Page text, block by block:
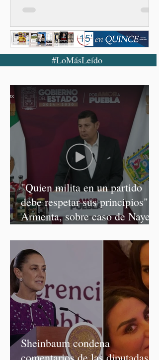
#LoMásLeído
"Quien milita en un partido
debe respetar sus principios":
Armenta, sobre caso de Nayeli
Sheinbaum condena